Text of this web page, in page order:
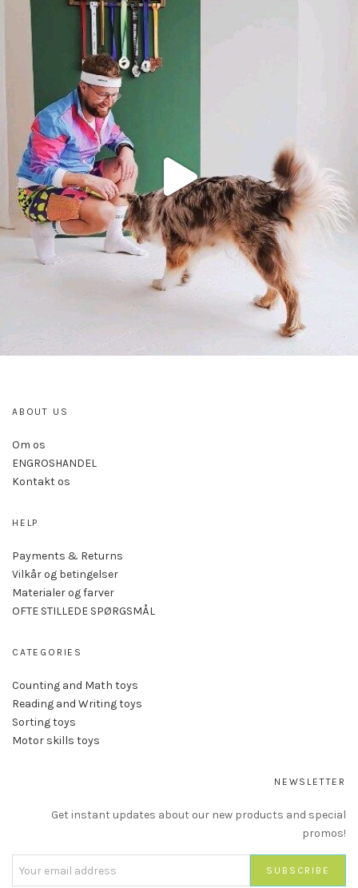
ABOUT US
Om os
ENGROSHANDEL
Kontakt os
HELP
Payments & Returns
Vilkår og betingelser
Materialer og farver
OFTE STILLEDE SPØRGSMÅL
CATEGORIES
Counting and Math toys
Reading and Writing toys
Sorting toys
Motor skills toys
NEWSLETTER
Get instant updates about our new products and special
promos!